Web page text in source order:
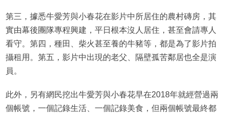
第三，據悉牛愛芳與小春花在影片中所居住的農村磚房，其
實由幕後團隊專程興建，平日根本沒人居住，甚至會請專人
看守。第四，種田、柴火甚至養的牛豬等，都是為了影片拍
攝租用。第五，影片中出現的老父、隔壁孤苦鄰居也全是演
員。
此外，另有網民挖出牛愛芳與小春花早在2018年就經營過兩
個帳號，一個記錄生活、一個記錄美食，但兩個帳號最終都